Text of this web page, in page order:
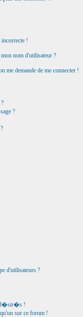
!
nom d'utilisateur ?
me demande de me connecter !
?
d'utilisateurs ?
d�sir�s !
sur ce forum !